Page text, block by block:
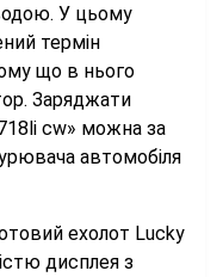
У цьому
термін
що в нього
Заряджати
cw» можна за
автомобіля
ехолот Lucky
дисплея з